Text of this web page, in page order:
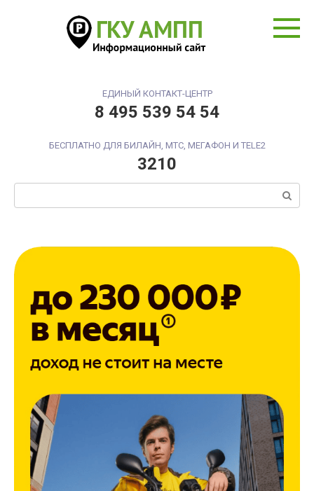
ЕДИНЫЙ КОНТАКТ-ЦЕНТР
8 495 539 54 54
БЕСПЛАТНО ДЛЯ БИЛАЙН, МТС, МЕГАФОН И TELE2
3210
Поиск: